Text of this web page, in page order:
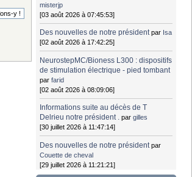
misterjp
[03 août 2026 à 07:45:53]
Des nouvelles de notre président par Isa
[02 août 2026 à 17:42:25]
NeurostepMC/Bioness L300 : dispositifs
de stimulation électrique - pied tombant
parfarid
[02 août 2026 à 08:09:06]
Informations suite au décès de T
Delrieu notre président . pargilles
[30 juillet 2026 à 11:47:14]
Des nouvelles de notre président par
Couette de cheval
[29 juillet 2026 à 11:21:21]